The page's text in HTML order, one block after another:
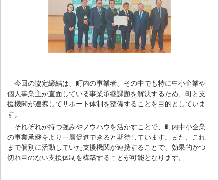
今回の協定締結は、町内の事業者、その中でも特に中小企業や
個人事業主が直面している事業承継課題を解決するため、町と支
援機関が連携してサポート体制を整備することを目的としていま
す。
それぞれが持つ強みやノウハウを活かすことで、町内中小企業
の事業承継をより一層促進できると期待しています。また、これ
まで個別に活動していた支援機関が連携することで、効果的かつ
切れ目のない支援体制を構築することが可能となります。